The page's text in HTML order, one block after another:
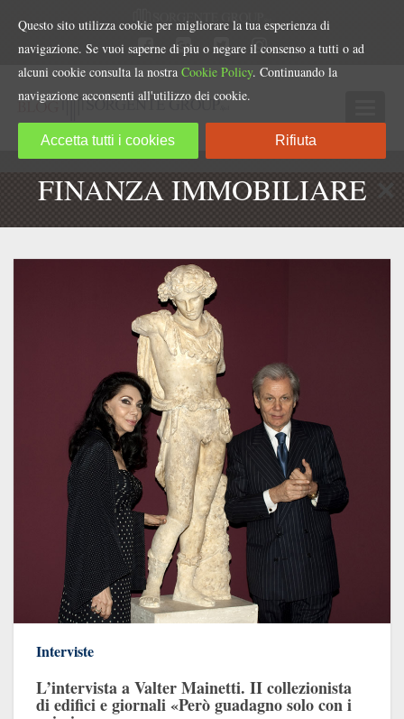
FINANZA IMMOBILIARE
Interviste
L’intervista a Valter Mainetti. II collezionista
di edifici e giornali «Però guadagno solo con i
Questo sito utilizza cookie per migliorare la tua esperienza di
navigazione. Se vuoi saperne di piu o negare il consenso a tutti o ad
alcuni cookie consulta la nostra Cookie Policy. Continuando la
navigazione acconsenti all'utilizzo dei cookie.
Accetta tutti i cookies Rifiuta